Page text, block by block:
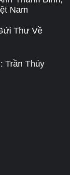
Nam
Thư Về
Trần Thủy